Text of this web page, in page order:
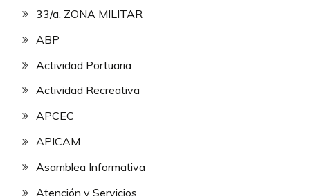
33/a. ZONA MILITAR
ABP
Actividad Portuaria
Actividad Recreativa
APCEC
APICAM
Asamblea Informativa
Atención y Servicios